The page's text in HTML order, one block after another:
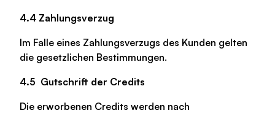
4.4 Zahlungsverzug
Im Falle eines Zahlungsverzugs des Kunden gelten
die gesetzlichen Bestimmungen.
4.5 Gutschrift der Credits
Die erworbenen Credits werden nach